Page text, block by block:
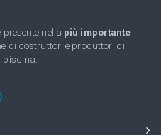
presente nella più importante
di costruttori e produttori di